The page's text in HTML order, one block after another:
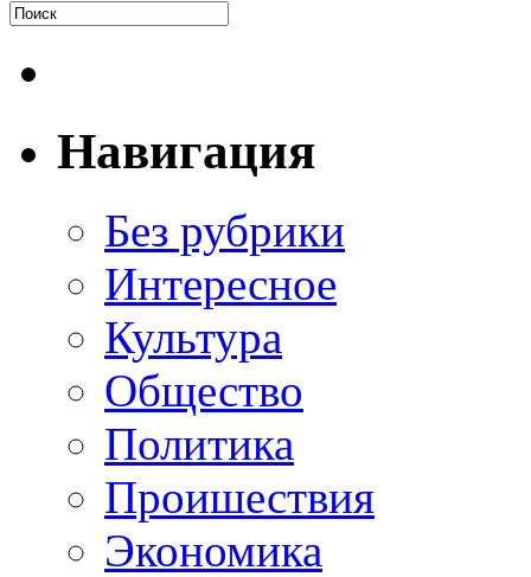
Навигация
Без рубрики
Интересное
Культура
Общество
Политика
Проишествия
Экономика